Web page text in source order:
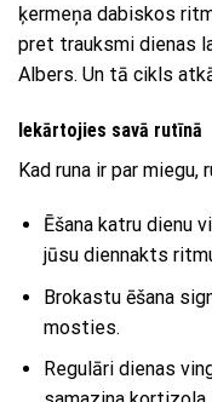
ķermeņa dabiskos
pret trauksmi dienas
Albers. Un tā cikls
Iekārtojies savā rutīnā
Kad runa ir par miegu,
Ēšana katru dienu
jūsu diennakts
Brokastu ēšana
mosties.
Regulāri dienas